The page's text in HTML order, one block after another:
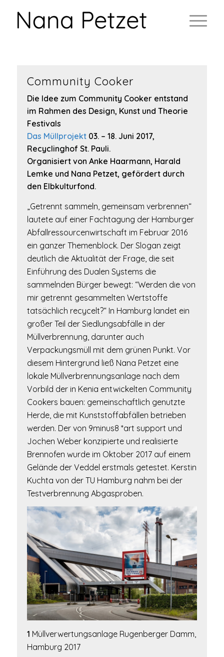
Community Cooker
Die Idee zum Community Cooker entstand
im Rahmen des Design, Kunst und Theorie
Festivals
Das Müllprojekt03. – 18. Juni 2017,
Recyclinghof St. Pauli.
Organisiert von Anke Haarmann, Harald
Lemke und Nana Petzet, gefördert durch
den Elbkulturfond.
„Getrennt sammeln, gemeinsam verbrennen“
lautete auf einer Fachtagung der Hamburger
Abfallressourcenwirtschaft im Februar 2016
ein ganzer Themenblock. Der Slogan zeigt
deutlich die Aktualität der Frage, die seit
Einführung des Dualen Systems die
sammelnden Bürger bewegt: “Werden die von
mir getrennt gesammelten Wertstoffe
tatsächlich recycelt?“ In Hamburg landet ein
großer Teil der Siedlungsabfälle in der
Müllverbrennung, darunter auch
Verpackungsmüll mit dem grünen Punkt. Vor
diesem Hintergrund ließ Nana Petzet eine
lokale Müllverbrennungsanlage nach dem
Vorbild der in Kenia entwickelten Community
Cookers bauen: gemeinschaftlich genutzte
Herde, die mit Kunststoffabfällen betrieben
werden. Der von 9minus8 *art support und
Jochen Weber konzipierte und realisierte
Brennofen wurde im Oktober 2017 auf einem
Gelände der Veddel erstmals getestet. Kerstin
Kuchta von der TU Hamburg nahm bei der
Testverbrennung Abgasproben.
1 Müllverwertungsanlage Rugenberger Damm,
Hamburg 2017